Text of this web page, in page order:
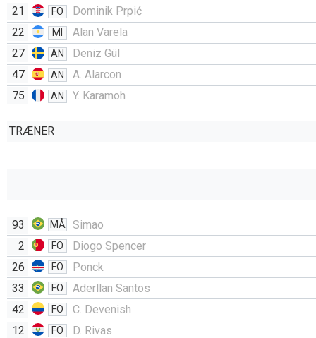
21
FO
Dominik Prpić
22
MI
Alan Varela
27
AN
Deniz Gül
47
AN
A. Alarcon
75
AN Y. Karamoh
TRÆNER
93 MÅ
Simao
2
FO
Diogo Spencer
26
FO
Ponck
33
FO
Aderllan Santos
42
FO
C. Devenish
12
FO
D. Rivas